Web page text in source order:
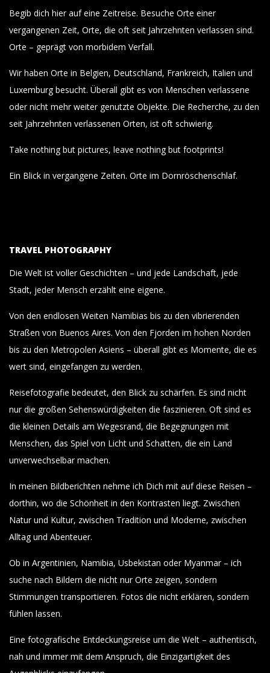
Begib dich hier auf eine Zeitreise. Besuche Orte einer
vergangenen Zeit, Orte, die oft seit Jahrzehnten verlassen sind.
Orte – geprägt von morbidem Verfall.
Wir haben Orte in Belgien, Deutschland, Frankreich, Italien und
Luxemburg besucht. Überall gibt es von Menschen verlassene
oder nicht mehr weiter genutzte Objekte. Die Recherche, zu den
seit Jahrzehnten verlassenen Orten, ist oft schwierig.
Take nothing but pictures, leave nothing but footprints!
Ein Blick in vergangene Zeiten. Orte im Dornröschenschlaf.
TRAVEL PHOTOGRAPHY
Die Welt ist voller Geschichten – und jede Landschaft, jede
Stadt, jeder Mensch erzählt eine eigene.
Von den endlosen Weiten Namibias bis zu den vibrierenden
Straßen von Buenos Aires. Von den Fjorden im hohen Norden
bis zu den Metropolen Asiens – überall gibt es Momente, die es
wert sind, eingefangen zu werden.
Reisefotografie bedeutet, den Blick zu schärfen. Es sind nicht
nur die großen Sehenswürdigkeiten die faszinieren. Oft sind es
die kleinen Details am Wegesrand, die Begegnungen mit
Menschen, das Spiel von Licht und Schatten, die ein Land
unverwechselbar machen.
In meinen Bildberichten nehme ich Dich mit auf diese Reisen –
dorthin, wo die Schönheit in den Kontrasten liegt. Zwischen
Natur und Kultur, zwischen Tradition und Moderne, zwischen
Alltag und Abenteuer.
Ob in Argentinien, Namibia, Usbekistan oder Myanmar – ich
suche nach Bildern die nicht nur Orte zeigen, sondern
Stimmungen transportieren. Fotos die nicht erklären, sondern
fühlen lassen.
Eine fotografische Entdeckungsreise um die Welt – authentisch,
nah und immer mit dem Anspruch, die Einzigartigkeit des